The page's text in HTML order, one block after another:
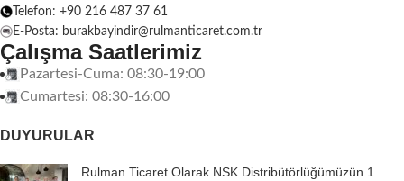
Telefon: +90 216 487 37 61
E-Posta: burakbayindir@rulmanticaret.com.tr
Çalışma Saatlerimiz
Pazartesi-Cuma: 08:30-19:00
Cumartesi: 08:30-16:00
DUYURULAR
Rulman Ticaret Olarak NSK Distribütörlüğümüzün 1.